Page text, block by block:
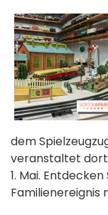
dem
veranstaltet
1. Mai.
Familienereignis